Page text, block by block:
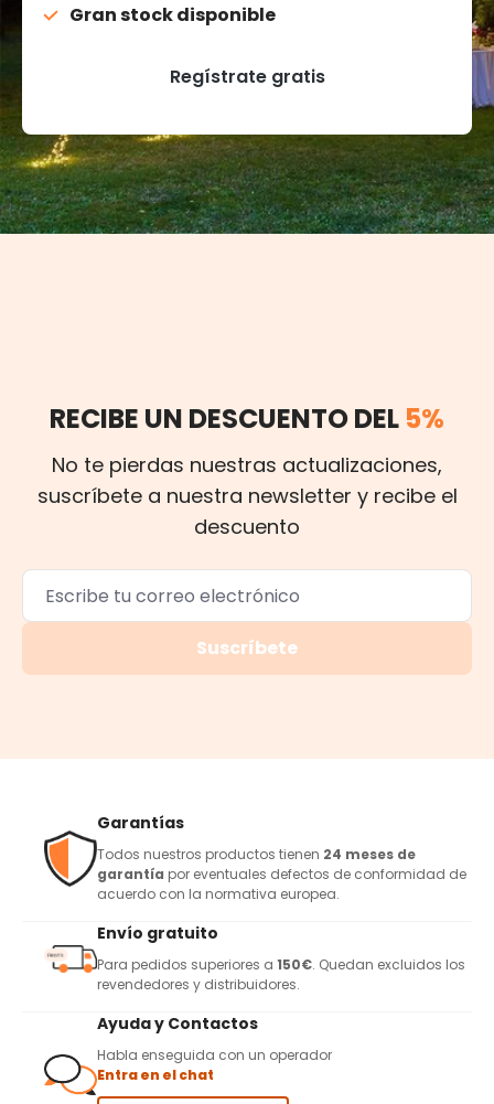
Gran stock disponible
Regístrate gratis
RECIBE UN DESCUENTO DEL 5%
No te pierdas nuestras actualizaciones,
suscríbete a nuestra newsletter y recibe el
descuento
Suscríbete
Garantías
Todos nuestros productos tienen 24 meses de
garantía por eventuales defectos de conformidad de
acuerdo con la normativa europea.
Envío gratuito
Para pedidos superiores a 150€. Quedan excluidos los
revendedores y distribuidores.
Ayuda y Contactos
Habla enseguida con un operador
Entra en el chat